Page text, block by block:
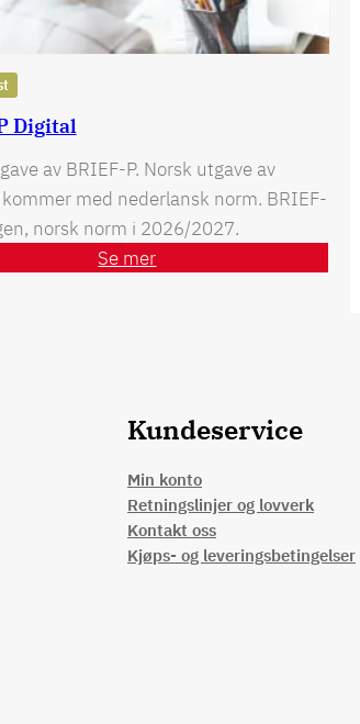
Digital
av BRIEF-P. Norsk utgave av
med nederlansk norm. BRIEF-
norsk norm i 2026/2027.
Se mer
Kundeservice
Min konto
Retningslinjer og lovverk
Kontakt oss
Kjøps- og leveringsbetingelser